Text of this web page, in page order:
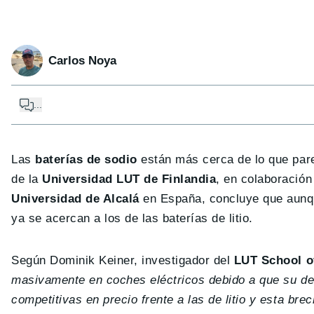
Carlos Noya
...
Las baterías de sodio están más cerca de lo que
de la Universidad LUT de Finlandia, en
Universidad de Alcaláen España, concluye que
ya se acercan a los de las baterías de litio.
Según Dominik Keiner, investigador del
LUT School
masivamente en coches eléctricos debido a que su
competitivas en precio frente a las de litio y esta